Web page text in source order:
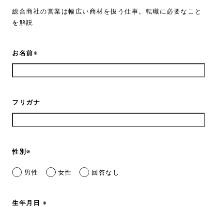
総合商社の営業は幅広い商材を扱う仕事。転職に必要なこと
を解説
お名前※
フリガナ
性別 ※
男性 女性 回答なし
生年月日 ※